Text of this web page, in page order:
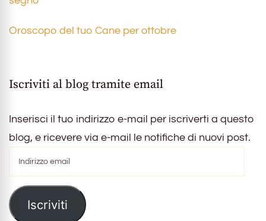
Oroscopo del tuo Cane per ottobre
Iscriviti al blog tramite email
Inserisci il tuo indirizzo e-mail per iscriverti a questo
blog, e ricevere via e-mail le notifiche di nuovi post.
email
Iscriviti